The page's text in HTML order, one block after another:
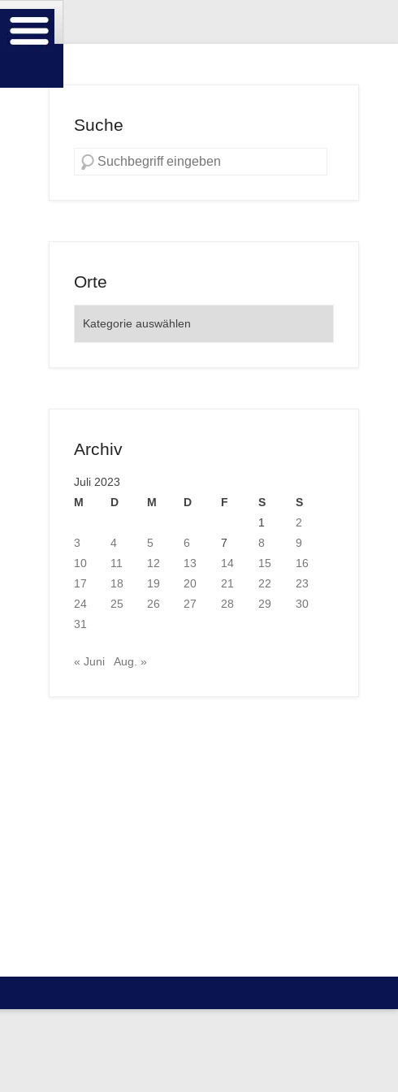
Suche
Orte
Archiv
Juli 2023
M
D M D F S
S
1
2
3
4 5 6 7 8
9
10
11 12 13 14 15
16
17
18 19 20 21 22
23
24
25 26 27 28 29
30
31
« Juni Aug. »